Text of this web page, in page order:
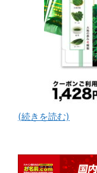
(続きを読む)